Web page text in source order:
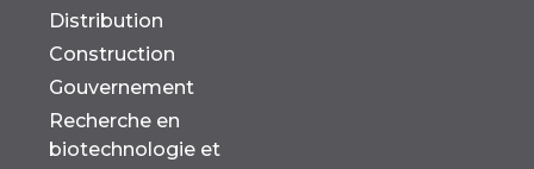
Distribution
Construction
Gouvernement
Recherche en
biotechnologie et